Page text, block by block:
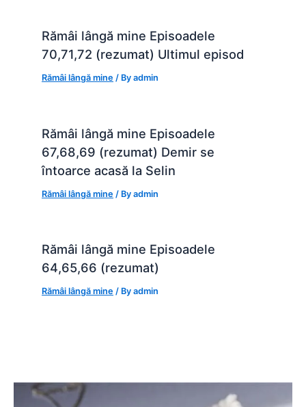
Rămâi lângă mine Episoadele
70,71,72 (rezumat) Ultimul episod
Rămâi lângă mine / Byadmin
Rămâi lângă mine Episoadele
67,68,69 (rezumat) Demir se
întoarce acasă la Selin
Rămâi lângă mine / Byadmin
Rămâi lângă mine Episoadele
64,65,66 (rezumat)
Rămâi lângă mine / Byadmin